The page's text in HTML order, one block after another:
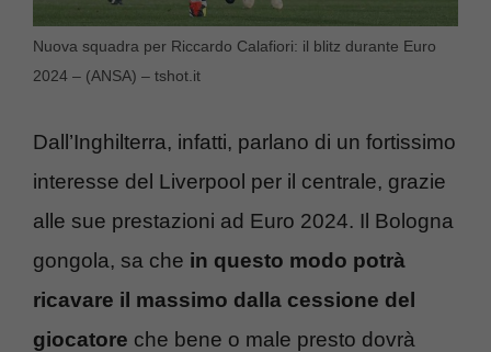
Nuova squadra per Riccardo Calafiori: il blitz durante Euro
2024 – (ANSA) – tshot.it
Dall’Inghilterra, infatti, parlano di un fortissimo
interesse del Liverpool per il centrale, grazie
alle sue prestazioni ad Euro 2024. Il Bologna
gongola, sa che in questo modo potrà
ricavare il massimo dalla cessione del
giocatore che bene o male presto dovrà